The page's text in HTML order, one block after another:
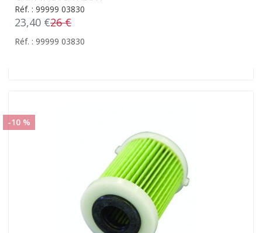
Réf. : 99999 03830
23,40 €26 €
Réf. : 99999 03830
-10 %